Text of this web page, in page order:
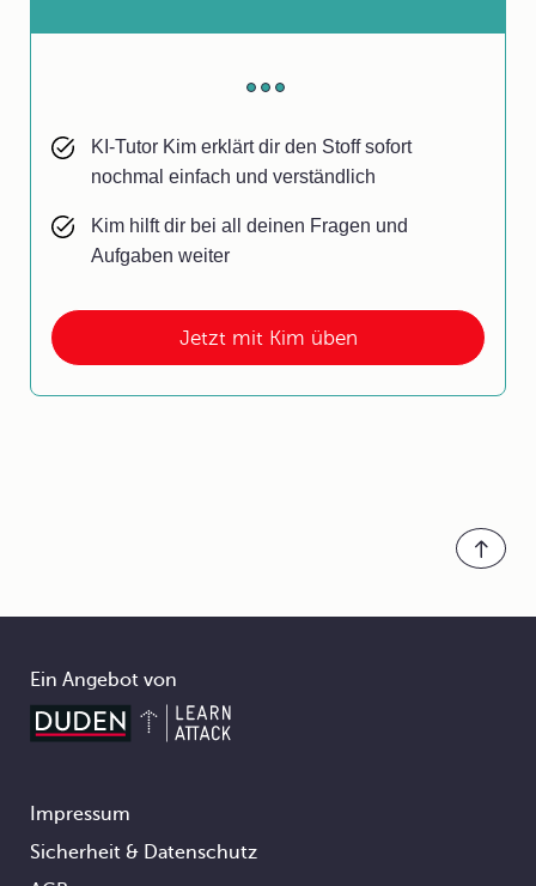
Jetzt mit Kim üben
KI-Tutor Kim erklärt dir den Stoff sofort
nochmal einfach und verständlich
Kim hilft dir bei all deinen Fragen und
Aufgaben weiter
Ein Angebot von
Footer
Impressum
Sicherheit & Datenschutz